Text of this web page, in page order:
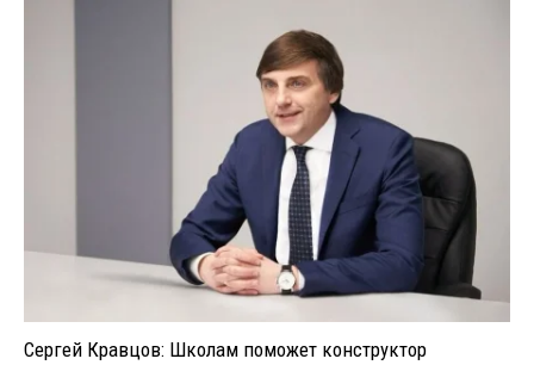
Сергей Кравцов: Школам поможет конструктор